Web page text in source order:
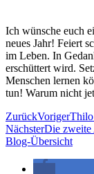
Ich wünsche euch
neues Jahr! Feiert
im Leben. In
erschüttert wird.
Menschen lernen
tun! Warum nicht
ZurückVorigerThilo
NächsterDie zweite
Blog-Übersicht